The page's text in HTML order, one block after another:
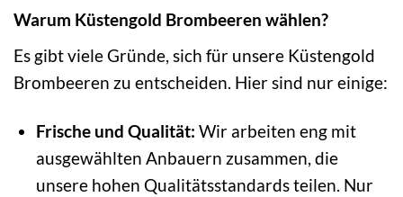
Warum Küstengold Brombeeren wählen?
Es gibt viele Gründe, sich für unsere Küstengold
Brombeeren zu entscheiden. Hier sind nur einige:
Frische und Qualität: Wir arbeiten eng mit
ausgewählten Anbauern zusammen, die
unsere hohen Qualitätsstandards teilen. Nur